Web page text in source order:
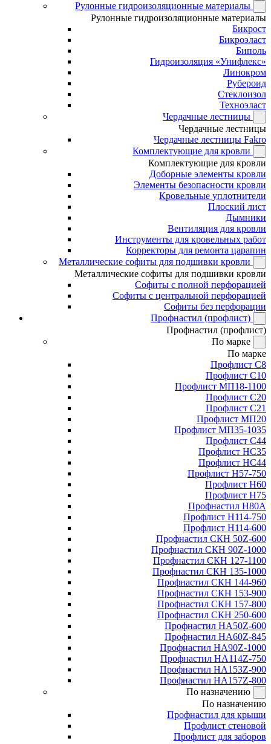
Рулонные гидроизоляционные материалы
Рулонные гидроизоляционные материалы
Бикрост
Бикроэласт
Биполь
Гидроизоляция «Унифлекс»
Линокром
Рубероид
Стеклоизол
Техноэласт
Чердачные лестницы
Чердачные лестницы
Чердачные лестницы Fakro
Комплектующие для кровли
Комплектующие для кровли
Доборные элементы кровли
Элементы безопасности кровли
Кровельные уплотнители
Плоский лист
Дымники
Вентиляция для кровли
Инструменты для кровельных работ
Корректоры для ремонта царапин
Металлические софиты для подшивки кровли
Металлические софиты для подшивки кровли
Софиты с полной перфорацией
Софиты с центральной перфорацией
Софиты без перфорации
Профнастил (профлист)
Профнастил (профлист)
По марке
По марке
Профлист С8
Профлист С10
Профлист МП18-1100
Профлист С20
Профлист С21
Профлист МП20
Профлист МП35-1035
Профлист С44
Профлист НС35
Профлист НС44
Профлист Н57-750
Профлист Н60
Профлист Н75
Профнастил Н80А
Профлист Н114-750
Профлист Н114-600
Профнастил СКН 50Z-600
Профнастил СКН 90Z-1000
Профнастил СКН 127-1100
Профнастил СКН 135-1000
Профнастил СКН 144-960
Профнастил СКН 153-900
Профнастил СКН 157-800
Профнастил СКН 250-600
Профнастил НА50Z-600
Профнастил НА60Z-845
Профнастил НА90Z-1000
Профнастил НА114Z-750
Профнастил НА153Z-900
Профнастил НА157Z-800
По назначению
По назначению
Профнастил для крыши
Профлист стеновой
Профлист для заборов